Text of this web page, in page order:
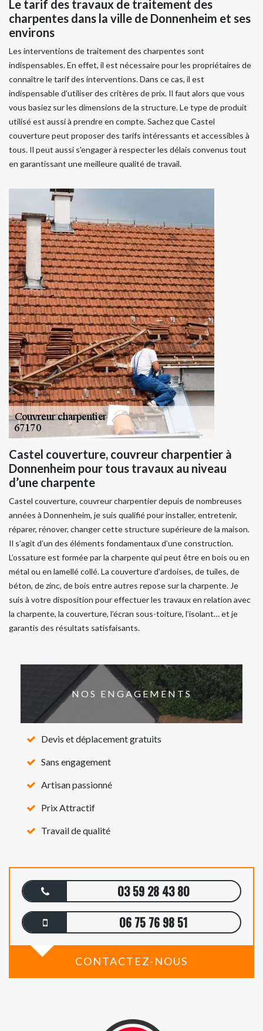
Le tarif des travaux de traitement des
charpentes dans la ville de Donnenheim et ses
environs
Les interventions de traitement des charpentes sont
indispensables. En effet, il est nécessaire pour les propriétaires de
connaître le tarif des interventions. Dans ce cas, il est
indispensable d'utiliser des critères de prix. Il faut alors que vous
vous basiez sur les dimensions de la structure. Le type de produit
utilisé est aussi à prendre en compte. Sachez que Castel
couverture peut proposer des tarifs intéressants et accessibles à
tous. Il peut aussi s'engager à respecter les délais convenus tout
en garantissant une meilleure qualité de travail.
Castel couverture, couvreur charpentier à
Donnenheim pour tous travaux au niveau
d’une charpente
Castel couverture, couvreur charpentier depuis de nombreuses
années à Donnenheim, je suis qualifié pour installer, entretenir,
réparer, rénover, changer cette structure supérieure de la maison.
Il s’agit d’un des éléments fondamentaux d’une construction.
L’ossature est formée par la charpente qui peut être en bois ou en
métal ou en lamellé collé. La couverture d’ardoises, de tuiles, de
béton, de zinc, de bois entre autres repose sur la charpente. Je
suis à votre disposition pour effectuer les travaux en relation avec
la charpente, la couverture, l’écran sous-toiture, l’isolant… et je
garantis des résultats satisfaisants.
NOS ENGAGEMENTS
Devis et déplacement gratuits
Sans engagement
Artisan passionné
Prix Attractif
Travail de qualité
03 59 28 43 80
06 75 76 98 51
CONTACTEZ-NOUS